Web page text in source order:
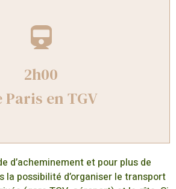
2h00
Paris en TGV
d’acheminement et pour plus de
la possibilité d’organiser le transport